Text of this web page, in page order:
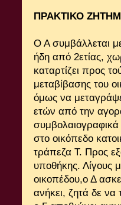
ΠΡΑΚΤΙΚΟ
Ο Α συμβάλλεται
ήδη από 2ετίας,
καταρτίζει προς
μεταβίβασης του
όμως να
ετών από την
συμβολαιογραφικά
στο οικόπεδο
τράπεζα Τ. Προς
υποθήκης. Λίγους
οικοπέδου,ο Δ
ανήκει, ζητά δε